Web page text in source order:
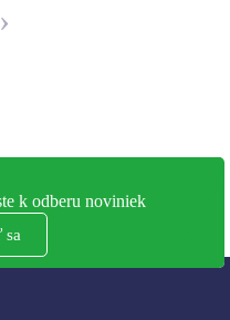
›
k odberu noviniek
sa